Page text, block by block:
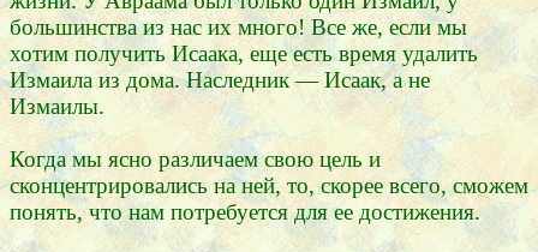
большинства из нас их много! Все же, если мы
хотим получить Исаака, еще есть время удалить
Измаила из дома. Наследник — Исаак, а не
Измаилы.
Когда мы ясно различаем свою цель и
сконцентрировались на ней, то, скорее всего, сможем
понять, что нам потребуется для ее достижения.